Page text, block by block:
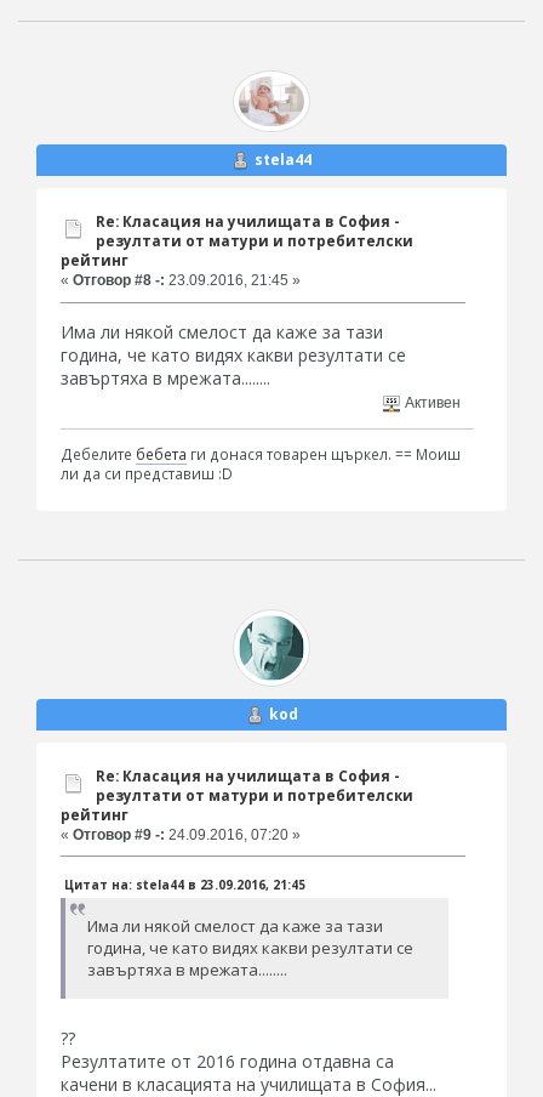
stela44
Re: Класация на училищата в София -
резултати от матури и потребителски
рейтинг
« Отговор #8 -: 23.09.2016, 21:45 »
Има ли някой смелост да каже за тази
година, че като видях какви резултати се
завъртяха в мрежата........
Активен
Дебелите бебета ги донася товарен щъркел. == Моиш
ли да си представиш :D
kod
Re: Класация на училищата в София -
резултати от матури и потребителски
рейтинг
« Отговор #9 -: 24.09.2016, 07:20 »
Цитат на: stela44 в 23.09.2016, 21:45
Има ли някой смелост да каже за тази
година, че като видях какви резултати се
завъртяха в мрежата........
??
Резултатите от 2016 година отдавна са
качени в класацията на училищата в София...